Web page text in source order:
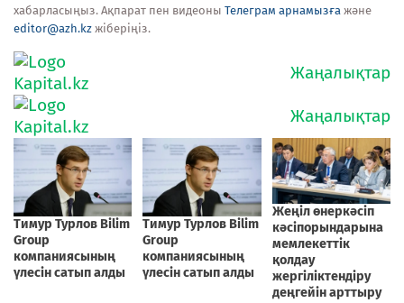
хабарласыңыз. Ақпарат пен видеоны Телеграм арнамызға және
editor@azh.kz жіберіңіз.